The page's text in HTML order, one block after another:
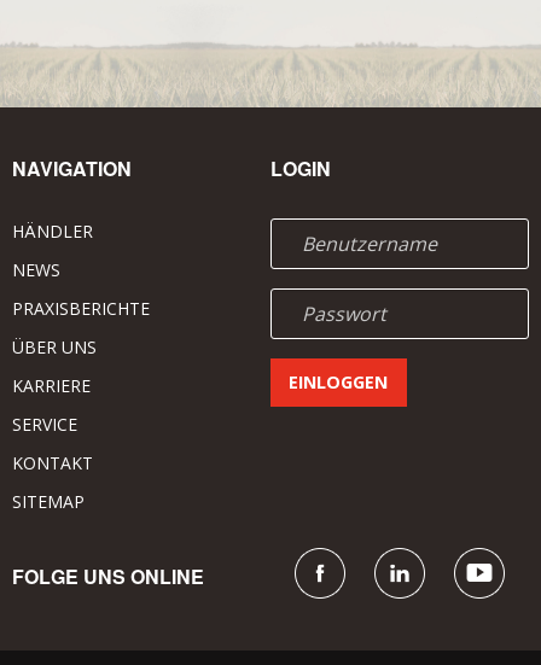
NAVIGATION
HÄNDLER
NEWS
PRAXISBERICHTE
ÜBER UNS
KARRIERE
SERVICE
KONTAKT
SITEMAP
LOGIN
FOLGE UNS ONLINE